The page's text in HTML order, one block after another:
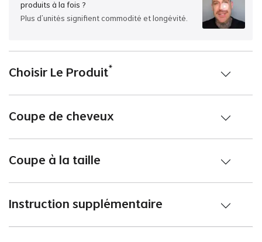
produits à la fois ?
Plus d'unités signifient commodité et longévité.
Choisir Le Produit*
Coupe de cheveux
Coupe à la taille
Instruction supplémentaire